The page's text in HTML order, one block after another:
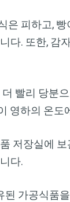
피하고,
다. 또한, 감
빨리 당분
영하의 온도
저장실에
다.
가공식품
료
확인하실 수 있